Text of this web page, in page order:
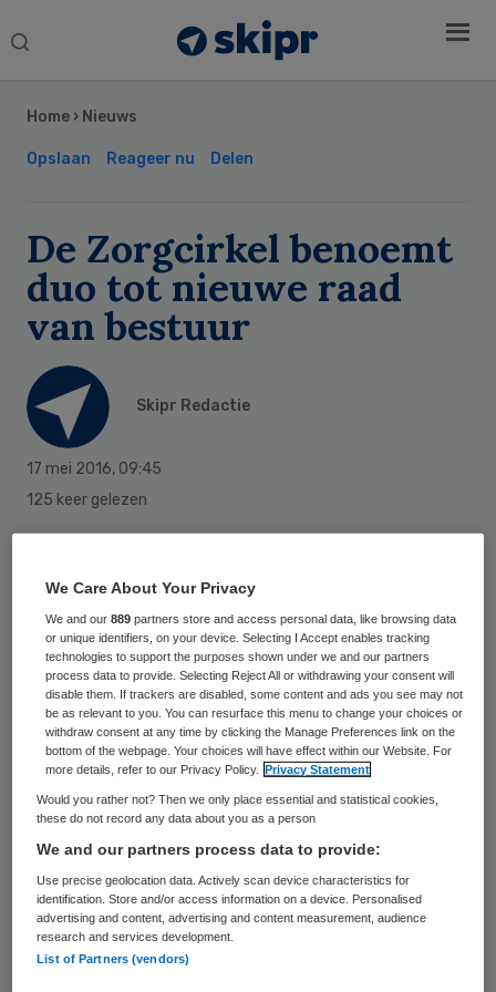
Search
Home › Nieuws
Opslaan Reageer nu Delen
De Zorgcirkel benoemt
duo tot nieuwe raad
van bestuur
Skipr Redactie
17 mei 2016, 09:45
125 keer gelezen
per 1 juni in dienst als respectievelijk
bestuursvoorzitter en lid van de raad van
bestuur van De Zorgcirkel. Zij volgen
Maarten de Vries (66) op, die na 39 jaar met
pensioen gaat.
Zowel Buijs als Cremers hebben jarenlange
ervaring in de zorg, in leidinggevende en
bestuurlijke rollen in verschillende takken
van de sector. Buijs is tot en met 31 mei
werkzaam als directeur bij Yulius Kind- en
jeugdpsychiatrie. Hij deed daar veel
Sidebar
We Care About Your Privacy
We and our889 partners store and access personal data, like browsing data
or unique identifiers, on your device. Selecting I Accept enables tracking
technologies to support the purposes shown under we and our partners
process data to provide. Selecting Reject All or withdrawing your consent will
disable them. If trackers are disabled, some content and ads you see may not
be as relevant to you. You can resurface this menu to change your choices or
withdraw consent at any time by clicking the Manage Preferences link on the
bottom of the webpage. Your choices will have effect within our Website. For
more details, refer to our Privacy Policy.
Privacy Statement
Would you rather not? Then we only place essential and statistical cookies,
these do not record any data about you as a person
We and our partners process data to provide:
Use precise geolocation data. Actively scan device characteristics for
identification. Store and/or access information on a device. Personalised
advertising and content, advertising and content measurement, audience
research and services development.
List of Partners (vendors)